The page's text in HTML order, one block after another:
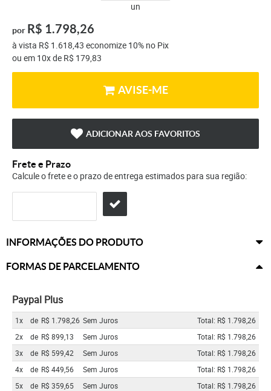
un
por R$ 1.798,26
à vista R$ 1.618,43 economize 10% no Pix
ou em 10xde R$ 179,83
AVISE-ME
ADICIONAR AOS FAVORITOS
Frete e Prazo
Calcule o frete e o prazo de entrega estimados para sua região:
INFORMAÇÕES DO PRODUTO
FORMAS DE PARCELAMENTO
Paypal Plus
1x de R$ 1.798,26 Sem Juros
Total: R$ 1.798,26
2x
de R$ 899,13 Sem Juros
Total: R$ 1.798,26
3x
de R$ 599,42 Sem Juros
Total: R$ 1.798,26
4x
de R$ 449,56 Sem Juros
Total: R$ 1.798,26
5x
de R$ 359,65 Sem Juros
Total: R$ 1.798,26